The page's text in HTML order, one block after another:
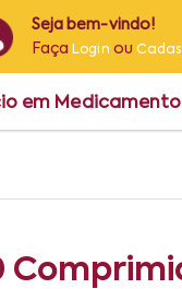
Seja bem-vindo!
Faça Login ou
em